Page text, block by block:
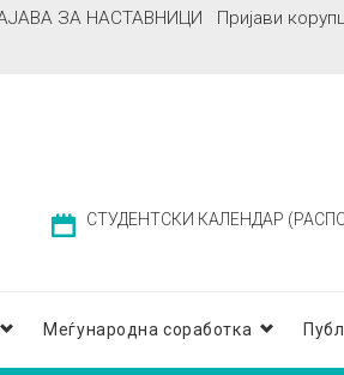
ЗА НАСТАВНИЦИ Пријави
СТУДЕНТСКИ КАЛЕНДАР
Меѓународна соработка